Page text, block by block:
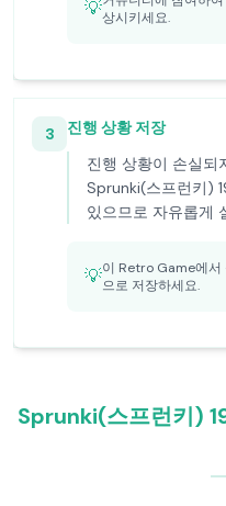
💡상시키세요.
3
진행 상황 저장
진행 상황이 손실되
Sprunki(스프런키)
있으므로 자유롭게
💡이 Retro Game에서
으로 저장하세요.
Sprunki(스프런키)